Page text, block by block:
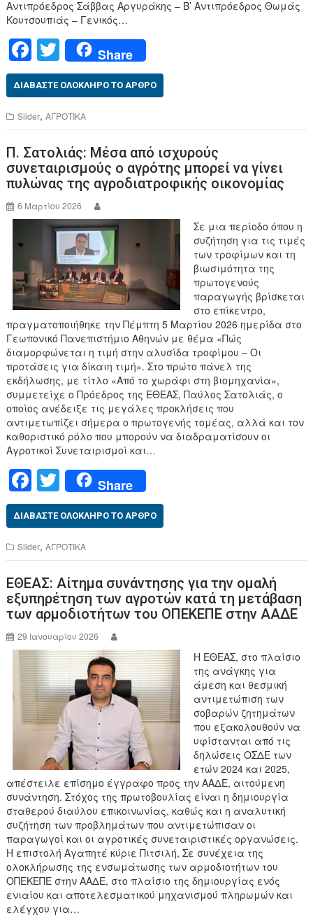
Αντιπρόεδρος Σάββας Αργυράκης – Β’ Αντιπρόεδρος Θωμάς
Κουτσουπιάς – Γενικός…
F
a
c
e
b
o
o
k
T
wi
tt
er
Share
ΔΙΑΒΆΣΤΕ ΟΛΌΚΛΗΡΟ ΤΟ ΆΡΘΡΟ
Slider,ΑΓΡΟΤΙΚΑ
Π. Σατολιάς: Μέσα από ισχυρούς
συνεταιρισμούς ο αγρότης μπορεί να γίνει
πυλώνας της αγροδιατροφικής οικονομίας
6 Μαρτίου 2026
Σε μια περίοδο όπου η
συζήτηση για τις τιμές
των τροφίμων και τη
βιωσιμότητα της
πρωτογενούς
παραγωγής βρίσκεται
στο επίκεντρο,
πραγματοποιήθηκε την Πέμπτη 5 Μαρτίου 2026 ημερίδα στο
Γεωπονικό Πανεπιστήμιο Αθηνών με θέμα «Πώς
διαμορφώνεται η τιμή στην αλυσίδα τροφίμου – Οι
προτάσεις για δίκαιη τιμή». Στο πρώτο πάνελ της
εκδήλωσης, με τίτλο «Από το χωράφι στη βιομηχανία»,
συμμετείχε ο Πρόεδρος της ΕΘΕΑΣ, Παύλος Σατολιάς, ο
οποίος ανέδειξε τις μεγάλες προκλήσεις που
αντιμετωπίζει σήμερα ο πρωτογενής τομέας, αλλά και τον
καθοριστικό ρόλο που μπορούν να διαδραματίσουν οι
Αγροτικοί Συνεταιρισμοί και…
F
a
c
e
b
o
o
k
T
wi
tt
er
Share
ΔΙΑΒΆΣΤΕ ΟΛΌΚΛΗΡΟ ΤΟ ΆΡΘΡΟ
Slider,ΑΓΡΟΤΙΚΑ
ΕΘΕΑΣ: Αίτημα συνάντησης για την ομαλή
εξυπηρέτηση των αγροτών κατά τη μετάβαση
των αρμοδιοτήτων του ΟΠΕΚΕΠΕ στην ΑΑΔΕ
29 Ιανουαρίου 2026
Η ΕΘΕΑΣ, στο πλαίσιο
της ανάγκης για
άμεση και θεσμική
αντιμετώπιση των
σοβαρών ζητημάτων
που εξακολουθούν να
υφίστανται από τις
δηλώσεις ΟΣΔΕ των
ετών 2024 και 2025,
απέστειλε επίσημο έγγραφο προς την ΑΑΔΕ, αιτούμενη
συνάντηση. Στόχος της πρωτοβουλίας είναι η δημιουργία
σταθερού διαύλου επικοινωνίας, καθώς και η αναλυτική
συζήτηση των προβλημάτων που αντιμετώπισαν οι
παραγωγοί και οι αγροτικές συνεταιριστικές οργανώσεις.
Η επιστολή Αγαπητέ κύριε Πιτσιλή, Σε συνέχεια της
ολοκλήρωσης της ενσωμάτωσης των αρμοδιοτήτων του
ΟΠΕΚΕΠΕ στην ΑΑΔΕ, στο πλαίσιο της δημιουργίας ενός
ενιαίου και αποτελεσματικού μηχανισμού πληρωμών και
ελέγχου για…